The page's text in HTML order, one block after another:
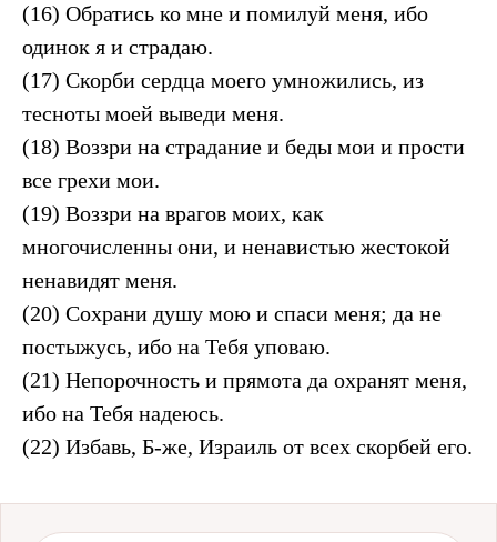
(16) Обратись ко мне и помилуй меня, ибо
одинок я и страдаю.
(17) Скорби сердца моего умножились, из
тесноты моей выведи меня.
(18) Воззри на страдание и беды мои и прости
все грехи мои.
(19) Воззри на врагов моих, как
многочисленны они, и ненавистью жестокой
ненавидят меня.
(20) Сохрани душу мою и спаси меня; да не
постыжусь, ибо на Тебя уповаю.
(21) Непорочность и прямота да охранят меня,
ибо на Тебя надеюсь.
(22) Избавь, Б-же, Израиль от всех скорбей его.